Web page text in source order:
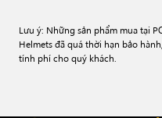
Lưu ý: Những sản phẩm mua tại
Helmets đã quá thời hạn bảo
tính phí cho quý khách.